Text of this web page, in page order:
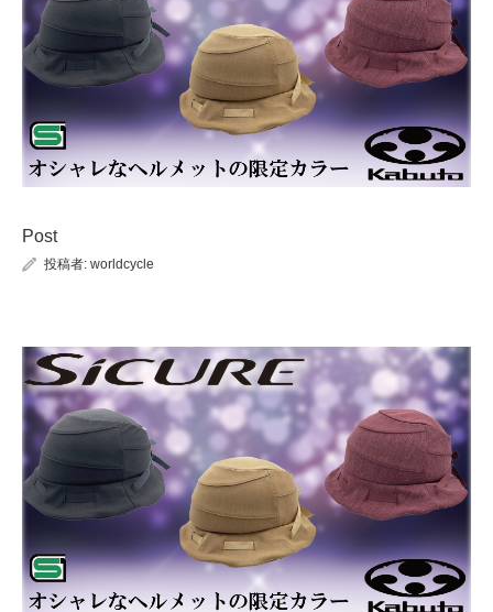
Post
投稿者: worldcycle